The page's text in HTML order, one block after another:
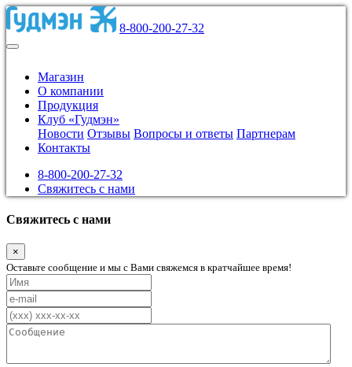
8-800-200-27-32
Магазин
О компании
Продукция
Клуб «Гудмэн»
Новости Отзывы Вопросы и ответы Партнерам
Контакты
8-800-200-27-32
Свяжитесь с нами
Свяжитесь с нами
×
Оставьте сообщение и мы с Вами свяжемся в кратчайшее время!